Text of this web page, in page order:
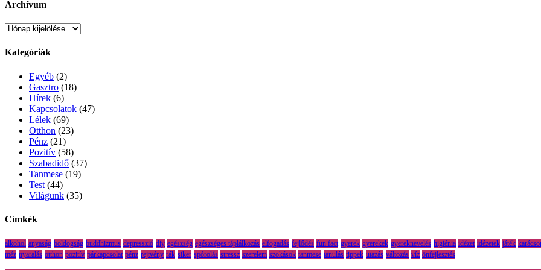
Archívum
Archívum
Kategóriák
Egyéb (2)
Gasztro (18)
Hírek (6)
Kapcsolatok (47)
Lélek (69)
Otthon (23)
Pénz (21)
Pozitív (58)
Szabadidő (37)
Tanmese (19)
Test (44)
Világunk (35)
Címkék
alkohol anyaság boldogság buddhizmus depresszió diy egészség egészséges táplálkozás elfogadás fejlődés fun fact gyerek gyerekek gyereknevelés higiénia idézet idézetek játék
méz nyaralás otthon pozitív párkapcsolat pénz rejtvény rák siker spórolás stressz szerelem szokások tanmese tanulás tippek utazás változás víz önfejlesztés